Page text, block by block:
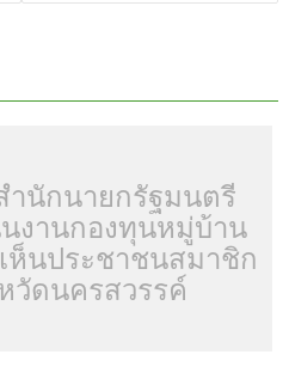
ำนักนายกรัฐมนตรี
งานกองทุนหมู่บ้าน
ห็นประชาชนสมาชิก
วัดนครสวรรค์